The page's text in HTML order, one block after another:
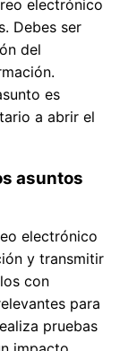
electrónico
Debes ser
del
es
a abrir el
asuntos
electrónico
y transmitir
con
para
pruebas